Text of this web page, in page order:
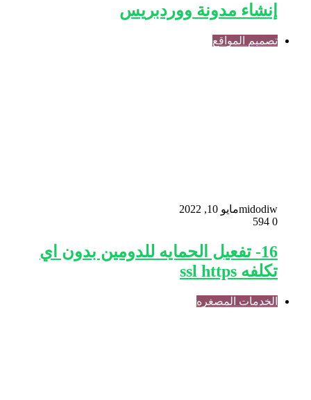
إنشاء مدونة ووردبريس
تصميم المواقع
midodiwمايو 10, 2022
0
16- تفعيل الحمايه للدومين بدون اي
تكلفه ssl https
الخدمات المصغره